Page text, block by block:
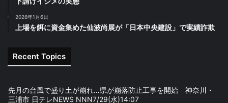
2026年1月6日
上場を餌に資金集めた仙波尚展が「日本中央建設」で実績詐欺
Recent Topics
先月の台風で盛り土が崩れ…県が崩落防止工事を開始 神奈川・
三浦市 日テレNEWS NNN7/29(水)14:07